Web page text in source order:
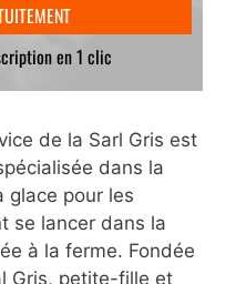
de la Sarl Gris est
dans la
glace pour les
se lancer dans la
à la ferme. Fondée
Gris, petite-fille et